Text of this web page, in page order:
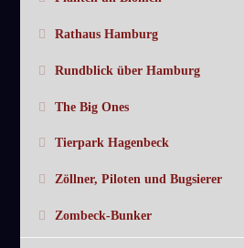
Rathaus Hamburg
Rundblick über Hamburg
The Big Ones
Tierpark Hagenbeck
Zöllner, Piloten und Bugsierer
Zombeck-Bunker